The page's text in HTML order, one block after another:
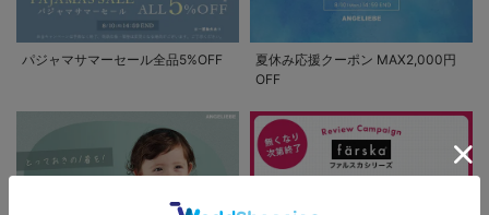
お買い物を続ける カートへ進む
RELATED ITEMS
関連商品
1
パジャマサマーセール全品5%OFF
夏休み応援クーポン MAX2,000円
OFF